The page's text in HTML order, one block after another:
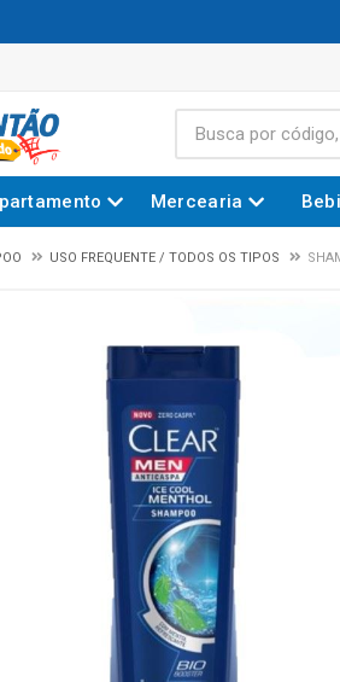
Mercearia
USO FREQUENTE / TODOS OS TIPOS